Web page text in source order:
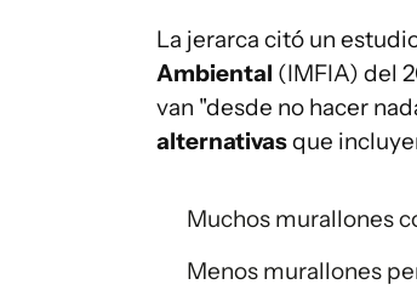
La jerarca citó un
Ambiental (IMFIA) del
van "desde no hacer
alternativasque
Muchos murallones
Menos murallones